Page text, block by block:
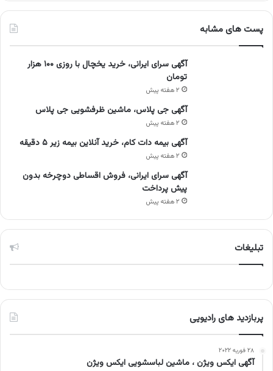
پست های مشابه
آگهی سرای ایرانی، خرید یخچال با روزی ۱۰۰ هزار
تومان
۲ هفته پیش
آگهی جی پلاس، ماشین ظرفشویی جی پلاس
۲ هفته پیش
آگهی بیمه دات کام، خرید آنلاین بیمه زیر ۵ دقیقه
۲ هفته پیش
آگهی سرای ایرانی، فروش اقساطی دوچرخه بدون
پیش پرداخت
۲ هفته پیش
تبلیغات
پربازدید های رادیویی
۲۸ فوریه ۲۰۲۲
آگهی ایکس ویژن ، ماشین لباسشویی ایکس ویژن